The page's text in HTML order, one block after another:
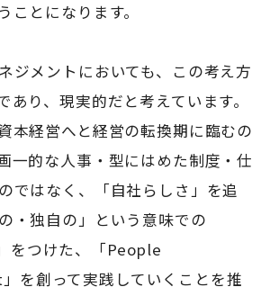
ことになります。
ジメントにおいても、この考え方
あり、現実的だと考えています。
本経営へと経営の転換期に臨むの
一的な人事・型にはめた制度・仕
ではなく、「自社らしさ」を追
・独自の」という意味での
をつけた、「People
を創って実践していくことを推